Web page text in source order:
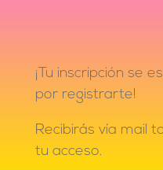
¡Tu inscripción se
por registrarte!
Recibirás vía mail
tu acceso.